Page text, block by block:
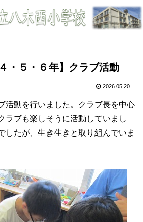
・５・６年】クラブ活動
2026.05.20
活動を行いました。クラブ長を中心
ラブも楽しそうに活動していまし
したが、生き生きと取り組んでいま